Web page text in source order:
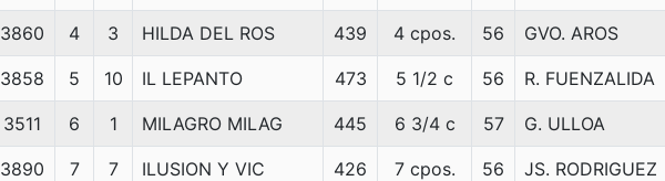
3860 4 3 HILDA DEL ROS 439 4 cpos. 56 GVO. AROS
3858 5 10 IL LEPANTO 473 5 1/2 c 56 R. FUENZALIDA
3511 6 1 MILAGRO MILAG 445 6 3/4 c 57 G. ULLOA
3890 7 7 ILUSION Y VIC 426 7 cpos. 56 JS. RODRIGUEZ